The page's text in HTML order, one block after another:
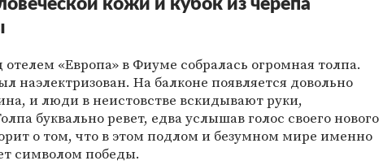
кожи и кубок из черепа
«Европа» в Фиуме собралась огромная толпа.
наэлектризован. На балконе появляется довольно
и люди в неистовстве вскидывают руки,
буквально ревет, едва услышав голос своего нового
о том, что в этом подлом и безумном мире именно
символом победы.